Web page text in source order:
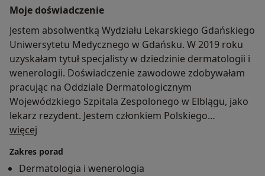
Moje doświadczenie
Jestem absolwentką Wydziału Lekarskiego Gdańskiego
Uniwersytetu Medycznego w Gdańsku. W 2019 roku
uzyskałam tytuł specjalisty w dziedzinie dermatologii i
wenerologii. Doświadczenie zawodowe zdobywałam
pracując na Oddziale Dermatologicznym
Wojewódzkiego Szpitala Zespolonego w Elblągu, jako
lekarz rezydent. Jestem członkiem Polskiego
Towarzystwa Dermatologicznego, regularnie
swoje kwalifikacje.
więcej
Zakres porad
Dermatologia i wenerologia